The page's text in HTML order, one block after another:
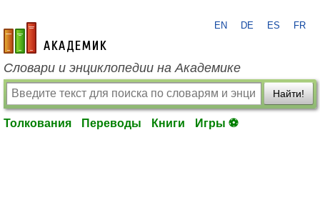
academic.ru
EN DE ES FR
Словари и энциклопедии на Академике
Найти!
Толкования Переводы Книги Игры ⚽